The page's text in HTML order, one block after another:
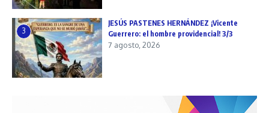
3
JESÚS PASTENES HERNÁNDEZ ¡Vicente
Guerrero: el hombre providencial! 3/3
7 agosto, 2026